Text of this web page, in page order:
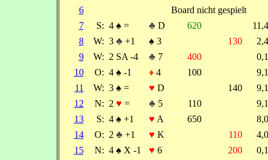
6
Board nicht gespielt
7
S: 4 ♠ = ♣ D 620
8
W: 3 ♣ +1 ♠ 3 130
9
W: 2 SA -4 ♣ 7 400
10
O: 4 ♠ -1 ♦4 100
11
W: 3 ♠ = ♥ D 140
12
N: 2 ♥ = ♣ 5 110
13
S: 4 ♠ +1 ♥ A 650
14
O: 2 ♣ +1 ♥ K 110
15
N: 4 ♠ X -1 ♥ 6 200